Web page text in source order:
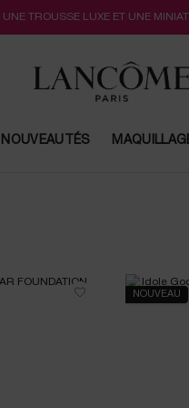
TROUSSE LUXE ET UNE
NOUVEAUTÉS
NOUVEAU